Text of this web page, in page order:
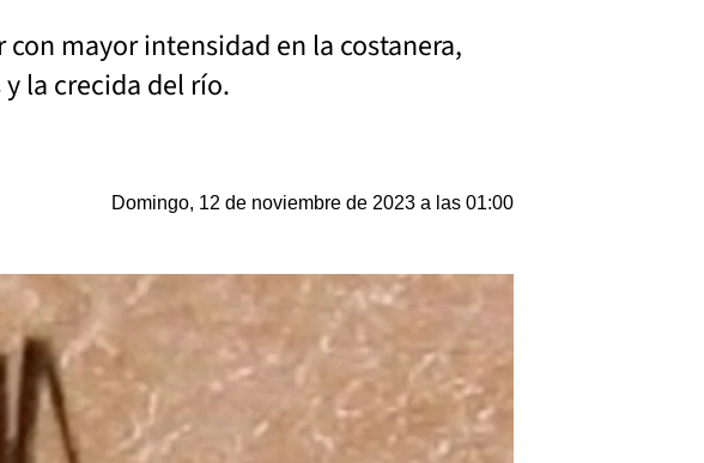
mayor intensidad en la costanera,
la crecida del río.
Domingo, 12 de noviembre de 2023 a las 01:00